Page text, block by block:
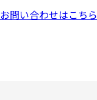
お問い合わせはこちら